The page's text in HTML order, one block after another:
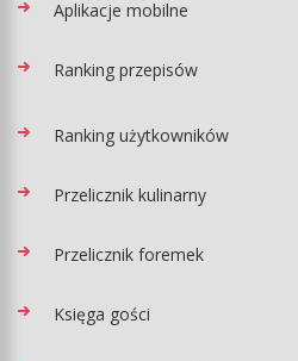
Aplikacje mobilne
Ranking przepisów
Ranking użytkowników
Przelicznik kulinarny
Przelicznik foremek
Księga gości